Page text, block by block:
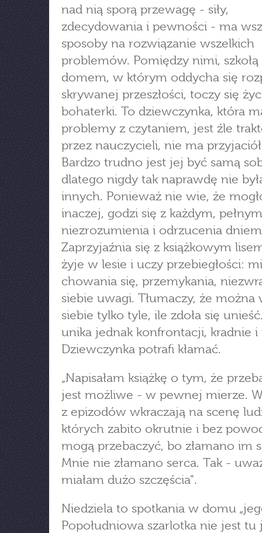
nad nią sporą przewagę - siły,
zdecydowania i pewności - ma
sposoby na rozwiązanie wszelkich
problemów. Pomiędzy nimi, szkołą
domem, w którym oddycha się
skrywanej przeszłości, toczy się
bohaterki. To dziewczynka, która
problemy z czytaniem, jest źle
przez nauczycieli, nie ma
Bardzo trudno jest jej być samą
dlatego nigdy tak naprawdę nie
innych. Ponieważ nie wie, że
inaczej, godzi się z każdym, pełnym
niezrozumienia i odrzucenia
Zaprzyjaźnia się z książkowym
żyje w lesie i uczy przebiegłości:
chowania się, przemykania,
siebie uwagi. Tłumaczy, że można
siebie tylko tyle, ile zdoła się
unika jednak konfrontacji, kradnie i
Dziewczynka potrafi kłamać.
„Napisałam książkę o tym, że
jest możliwe - w pewnej mierze.
z epizodów wkraczają na scenę
których zabito okrutnie i bez
mogą przebaczyć, bo złamano im
Mnie nie złamano serca. Tak -
miałam dużo szczęścia".
Niedziela to spotkania w domu
Popołudniowa szarlotka nie jest tu